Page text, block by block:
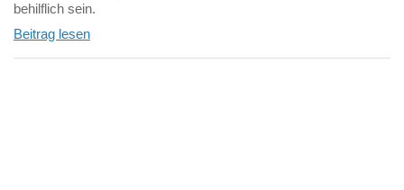
behilflich sein.
Beitrag lesen